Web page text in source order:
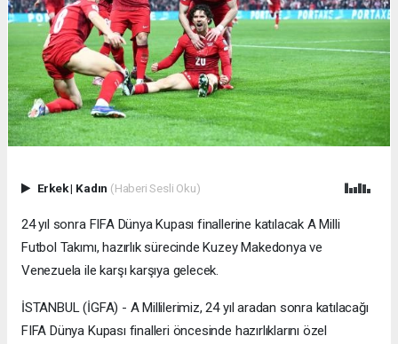
Erkek| Kadın (Haberi Sesli Oku)
24 yıl sonra FIFA Dünya Kupası finallerine katılacak A Milli
Futbol Takımı, hazırlık sürecinde Kuzey Makedonya ve
Venezuela ile karşı karşıya gelecek.
İSTANBUL (İGFA) - A Millilerimiz, 24 yıl aradan sonra katılacağı
FIFA Dünya Kupası finalleri öncesinde hazırlıklarını özel